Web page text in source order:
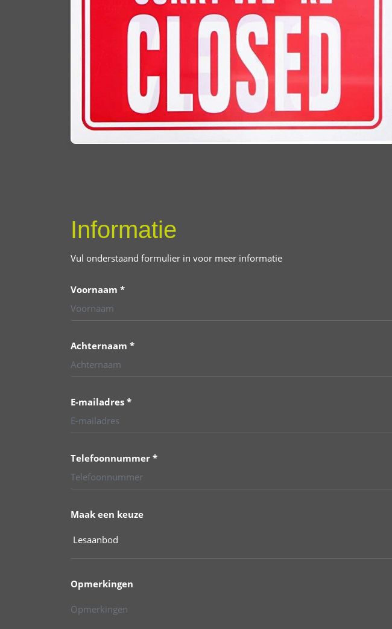
Informatie
Vul onderstaand formulier in voor meer informatie
Voornaam *
Achternaam *
E-mailadres *
Telefoonnummer *
Maak een keuze
Opmerkingen